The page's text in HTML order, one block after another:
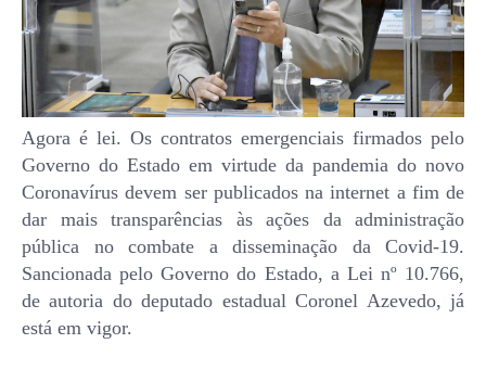
Agora é lei. Os contratos emergenciais firmados pelo
Governo do Estado em virtude da pandemia do novo
Coronavírus devem ser publicados na internet a fim de
dar mais transparências às ações da administração
pública no combate a disseminação da Covid-19.
Sancionada pelo Governo do Estado, a Lei nº 10.766,
de autoria do deputado estadual Coronel Azevedo, já
está em vigor.